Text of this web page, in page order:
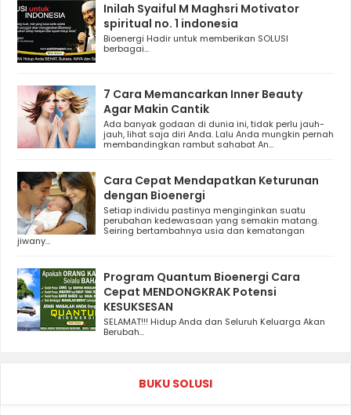
Inilah Syaiful M Maghsri Motivator
spiritual no. 1 indonesia
Bioenergi Hadir untuk memberikan SOLUSI
berbagai...
7 Cara Memancarkan Inner Beauty
Agar Makin Cantik
Ada banyak godaan di dunia ini, tidak perlu jauh-
jauh, lihat saja diri Anda. Lalu Anda mungkin pernah
membandingkan rambut sahabat An...
Cara Cepat Mendapatkan Keturunan
dengan Bioenergi
Setiap individu pastinya menginginkan suatu
perubahan kedewasaan yang semakin matang.
Seiring bertambahnya usia dan kematangan
jiwany...
Program Quantum Bioenergi Cara
Cepat MENDONGKRAK Potensi
KESUKSESAN
SELAMAT!!! Hidup Anda dan Seluruh Keluarga Akan
Berubah...
BUKU SOLUSI